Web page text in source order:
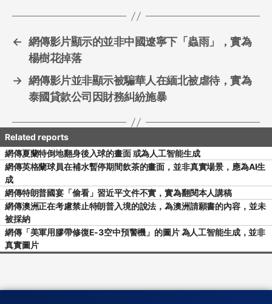
← 網傳影片顯示的並非中國遼寧下「蟲雨」，實為
楊樹花掉落
→ 網傳影片並非顯示被騙華人在緬北被虐待，實為
泰國貸款公司因財務糾紛施暴
網傳夏蘭特倒地翻身後入球的畫面 或為人工智能生成
網傳英格蘭球員在補水暫停期間飲茶的畫面，並非真實場景，應為AI生
成
網傳特朗普國宴「偷看」習近平文件不實，實為翻閱本人講稿
網傳澳洲正在考慮禁止特朗普入境的說法，為澳洲請願書的內容，並未
被採納
網傳「美軍用膠帶修復E-3空中預警機」的圖片 為人工智能生成，並非
真實圖片